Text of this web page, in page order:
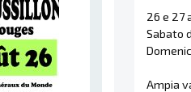
26 e 27
Sabato
Ampia